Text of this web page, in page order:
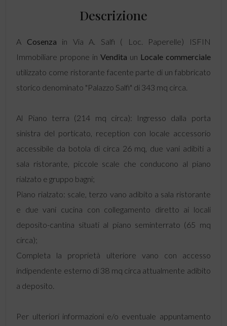
Descrizione
A Cosenza in Via A. Salfi ( Loc. Paperelle) ISFIN
Immobiliare propone in Vendita un Locale commerciale
utilizzato come ristorante facente parte di un fabbricato
storico denominato "Palazzo Salfi" di 343 mq circa.
Al Piano terra (214 mq circa): Ingresso dalla porta
sinistra del porticato, reception con locale accessorio
accessibile da botola di circa 26 mq, due vani adibiti a
sala ristorante, piccole scale che conducono al piano
rialzato e gruppo bagni;
Piano rialzato: scale, terzo vano adibito a sala ristorante
e due vani cucina con collegamento diretto ai locali
deposito-cantina situati al piano seminterrato (65 mq
circa);
Completa la proprietà ulteriore vano con accesso
indipendente esterno di 38 mq circa attualmente adibito
a deposito.
Per ulteriori informazioni e/o eventuale appuntamento